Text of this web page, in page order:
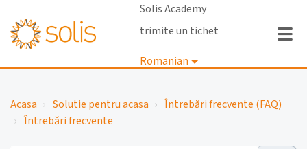
Solis Academy
trimite un tichet
Romanian
Autentificare
Acasa Solutie pentru acasa
Întrebări frecvente (FAQ)
Întrebări frecvente